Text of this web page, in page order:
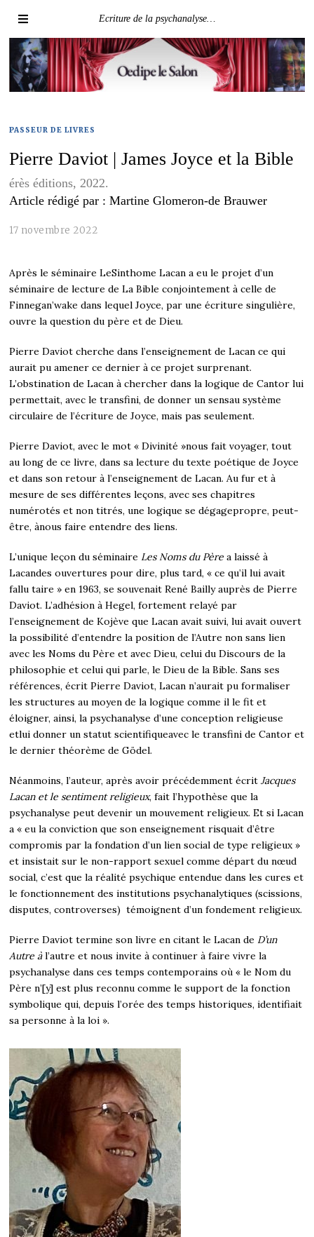
Ecriture de la psychanalyse…
PASSEUR DE LIVRES
Pierre Daviot | James Joyce et la Bible
érès éditions, 2022.
Article rédigé par : Martine Glomeron-de Brauwer
17 novembre 2022
Après le séminaire LeSinthome Lacan a eu le projet d’un
séminaire de lecture de La Bible conjointement à celle de
Finnegan’wake dans lequel Joyce, par une écriture singulière,
ouvre la question du père et de Dieu.
Pierre Daviot cherche dans l’enseignement de Lacan ce qui
aurait pu amener ce dernier à ce projet surprenant.
L’obstination de Lacan à chercher dans la logique de Cantor lui
permettait, avec le transfini, de donner un sensau système
circulaire de l’écriture de Joyce, mais pas seulement.
Pierre Daviot, avec le mot « Divinité »nous fait voyager, tout
au long de ce livre, dans sa lecture du texte poétique de Joyce
et dans son retour à l’enseignement de Lacan. Au fur et à
mesure de ses différentes leçons, avec ses chapitres
numérotés et non titrés, une logique se dégagepropre, peut-
être, ànous faire entendre des liens.
L’unique leçon du séminaire Les Noms du Père a laissé à
Lacandes ouvertures pour dire, plus tard, « ce qu’il lui avait
fallu taire » en 1963, se souvenait René Bailly auprès de Pierre
Daviot. L’adhésion à Hegel, fortement relayé par
l’enseignement de Kojève que Lacan avait suivi, lui avait ouvert
la possibilité d’entendre la position de l’Autre non sans lien
avec les Noms du Père et avec Dieu, celui du Discours de la
philosophie et celui qui parle, le Dieu de la Bible. Sans ses
références, écrit Pierre Daviot, Lacan n’aurait pu formaliser
les structures au moyen de la logique comme il le fit et
éloigner, ainsi, la psychanalyse d’une conception religieuse
etlui donner un statut scientifiqueavec le transfini de Cantor et
le dernier théorème de Gödel.
Néanmoins, l’auteur, après avoir précédemment écritJacques
Lacan et le sentiment religieux, fait l’hypothèse que la
psychanalyse peut devenir un mouvement religieux. Et si Lacan
a « eu la conviction que son enseignement risquait d’être
compromis par la fondation d’un lien social de type religieux »
et insistait sur le non-rapport sexuel comme départ du nœud
social, c’est que la réalité psychique entendue dans les cures et
le fonctionnement des institutions psychanalytiques (scissions,
disputes, controverses) témoignent d’un fondement religieux.
Pierre Daviot termine son livre en citant le Lacan de D’un
Autre àl’autre et nous invite à continuer à faire vivre la
psychanalyse dans ces temps contemporains où « le Nom du
Père n’[y] est plus reconnu comme le support de la fonction
symbolique qui, depuis l’orée des temps historiques, identifiait
sa personne à la loi ».